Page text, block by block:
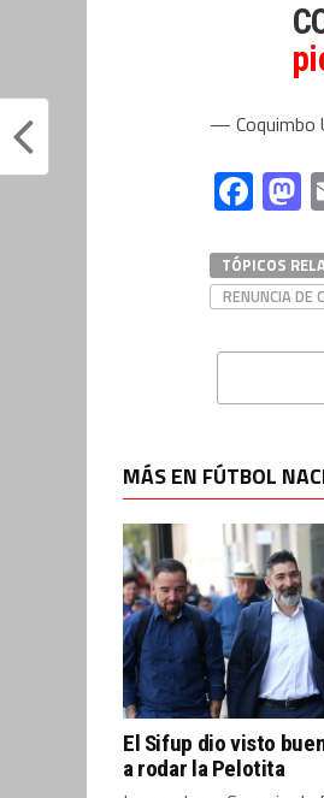
— Coquimbo
TÓPICOS
RENUNCIA DE
MÁS EN FÚTBOL
El Sifup dio visto
a rodar la Pelotita